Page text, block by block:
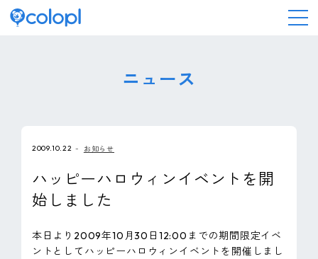
IR情報
採用情報
ニュース
2009.10.22 お知らせ
ハッピーハロウィンイベントを開
始しました
本日より2009年10月30日12:00までの期間限定イベ
ントとしてハッピーハロウィンイベントを開催しまし